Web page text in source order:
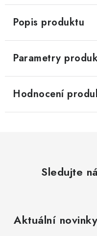
Popis produktu
Parametry
Hodnocení
Sledujte
Aktuální